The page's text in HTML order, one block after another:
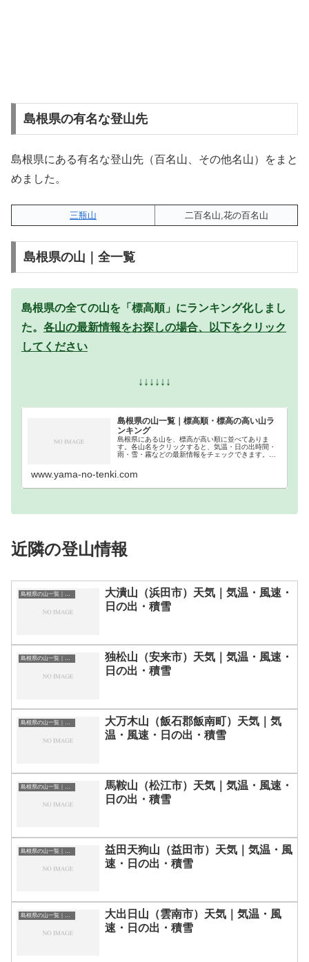
島根県の有名な登山先
島根県にある有名な登山先（百名山、その他名山）をまと
めました。
三瓶山 二百名山,花の百名山
島根県の山｜全一覧
島根県の全ての山を「標高順」にランキング化しまし
た。 各山の最新情報をお探しの場合、以下をクリック
してください
↓↓↓↓↓↓
島根県の山一覧｜標高順・標高の高い山ラ
ンキング
島根県にある山を、標高が高い順に並べてありま
す。各山名をクリックすると、気温・日の出時間・
雨・雪・霧などの最新情報をチェックできます。島
www.yama-no-tenki.com
近隣の登山情報
島根県の山一覧｜標高順・標高の高い山ランキング
大潰山（浜田市）天気｜気温・風速・
日の出・積雪
島根県の山一覧｜標高順・標高の高い山ランキング
独松山（安来市）天気｜気温・風速・
日の出・積雪
島根県の山一覧｜標高順・標高の高い山ランキング
大万木山（飯石郡飯南町）天気｜気
温・風速・日の出・積雪
馬鞍山（松江市）天気｜気温・風速・
日の出・積雪
益田天狗山（益田市）天気｜気温・風
速・日の出・積雪
大出日山（雲南市）天気｜気温・風
速・日の出・積雪